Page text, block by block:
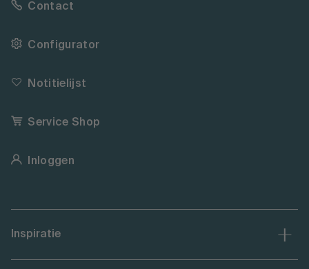
Contact
Configurator
Notitielijst
Service Shop
Inloggen
Inspiratie